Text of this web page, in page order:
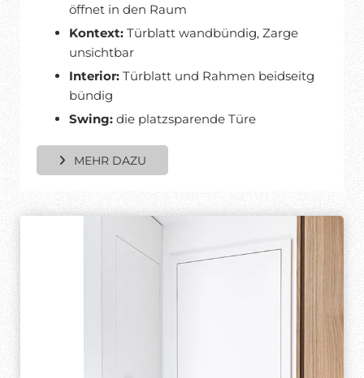
öffnet in den Raum
Kontext: Türblatt wandbündig, Zarge
unsichtbar
Interior: Türblatt und Rahmen beidseitg
bündig
Swing: die platzsparende Türe
MEHR DAZU